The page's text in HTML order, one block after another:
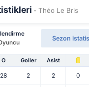
- Théo Le Bris
Sezon
O Goller Asist
28 2 2 0